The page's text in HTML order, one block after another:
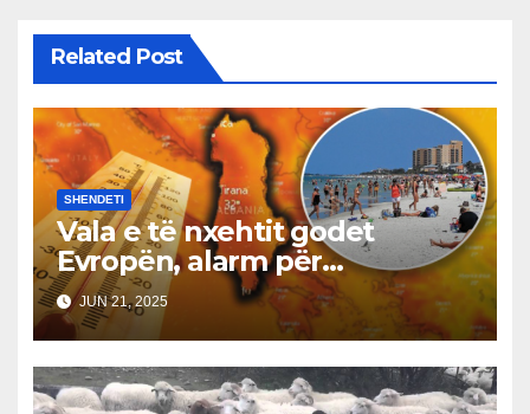
Related Post
SHENDETI
Vala e të nxehtit godet
Evropën, alarm për
temperatura deri në 40°C
JUN 21, 2025